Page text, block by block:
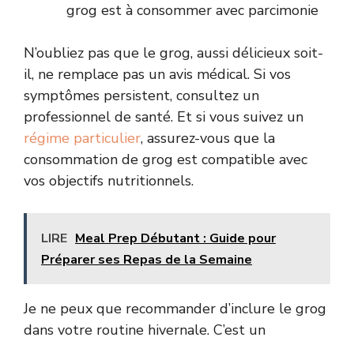
grog est à consommer avec parcimonie
N’oubliez pas que le grog, aussi délicieux soit-
il, ne remplace pas un avis médical. Si vos
symptômes persistent, consultez un
professionnel de santé. Et si vous suivez un
régime particulier, assurez-vous que la
consommation de grog est compatible avec
vos objectifs nutritionnels.
LIRE Meal Prep Débutant : Guide pour
Préparer ses Repas de la Semaine
Je ne peux que recommander d’inclure le grog
dans votre routine hivernale. C’est un